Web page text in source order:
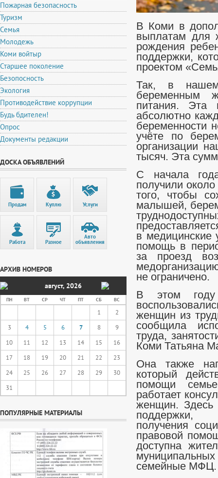
Пожарная безопасность
Туризм
Семья
Молодежь
Коми войтыр
Старшее поколение
Безопосность
Экология
Противодействие коррупции
Будь бдителен!
Опрос
Документы редакции
ДОСКА ОБЪЯВЛЕНИЙ
Продам Куплю Услуги
Работа Разное
Авто
объявления
АРХИВ НОМЕРОВ
август, 2026
ПН ВТ СР ЧТ ПТ СБ ВС
1
2
3
4 5 6 7 8
9
10
11 12 13 14 15
16
17
18 19 20 21 22
23
24
25 26 27 28 29
30
31
ПОПУЛЯРНЫЕ МАТЕРИАЛЫ
В Коми в
выплатам для
рождения
поддержки,
проектом
Так, в нашем
беременным
питания. Эта
абсолютно
беременности
учёте по
организации
тысяч. Эта
С начала
получили
того, чтобы
малышей,
в медицинские
помощь в
за проезд
не ограничено.
В этом году
женщин из
сообщила
труда,
Коми Татьяна
Она также
который
помощи
работает
женщин. Здесь
поддержки,
получения
правовой
доступна
семейные МФЦ.